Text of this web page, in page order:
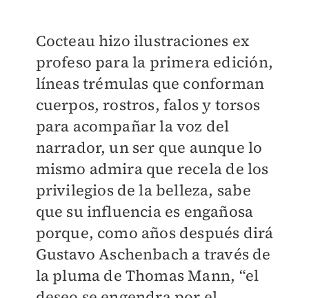
Cocteau hizo ilustraciones ex
profeso para la primera edición,
líneas trémulas que conforman
cuerpos, rostros, falos y torsos
para acompañar la voz del
narrador, un ser que aunque lo
mismo admira que recela de los
privilegios de la belleza, sabe
que su influencia es engañosa
porque, como años después dirá
Gustavo Aschenbach a través de
la pluma de Thomas Mann, “el